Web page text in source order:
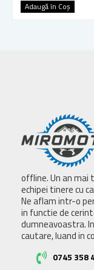
Adaugă în Coş
offline. Un an
echipei tinere cu
Ne aflam intr-o
in functie de
dumneavoastra.
cautare, luand in
0745 358